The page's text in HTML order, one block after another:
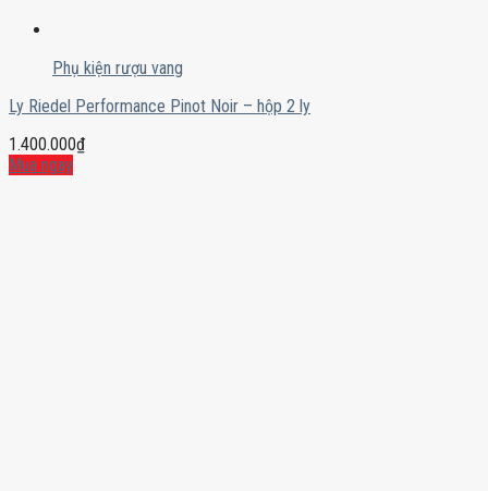
Phụ kiện rượu vang
Ly Riedel Performance Pinot Noir – hộp 2 ly
1.400.000₫
Mua ngay